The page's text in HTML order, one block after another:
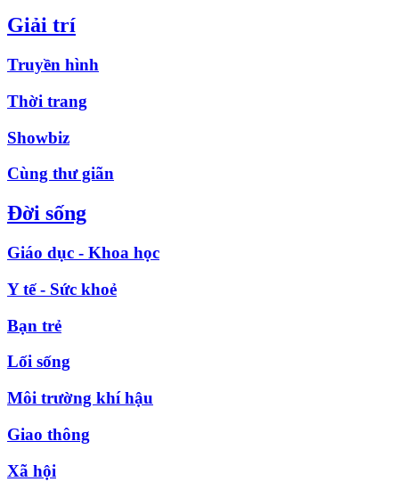
Giải trí
Truyền hình
Thời trang
Showbiz
Cùng thư giãn
Đời sống
Giáo dục - Khoa học
Y tế - Sức khoẻ
Bạn trẻ
Lối sống
Môi trường khí hậu
Giao thông
Xã hội